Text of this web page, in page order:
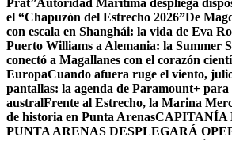
Prat”Autoridad Marítima despliega
el “Chapuzón del Estrecho 2026”De
con escala en Shanghái: la vida de Eva
Puerto Williams a Alemania: la Summer
conectó a Magallanes con el corazón
EuropaCuando afuera ruge el viento,
pantallas: la agenda de Paramount+
australFrente al Estrecho, la Marina
de historia en Punta ArenasCAPITANÍA
PUNTA ARENAS DESPLEGARÁ